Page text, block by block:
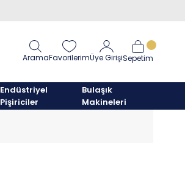
AramaFavorilerimÜye GirişiSepetim
Endüstriyel
Pişiriciler
Bulaşık
Makineleri